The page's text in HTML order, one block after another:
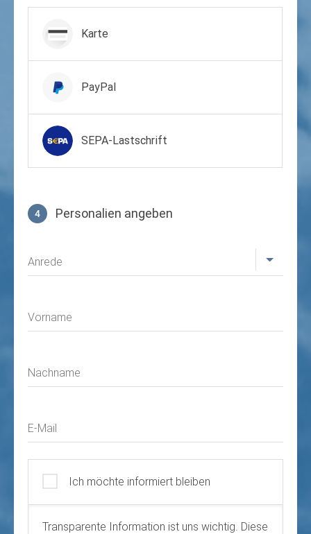
Karte
PayPal
SEPA-Lastschrift
4 Personalien angeben
Anrede
Vorname
Nachname
E-Mail
Ich möchte informiert bleiben
Transparente Information ist uns wichtig. Diese